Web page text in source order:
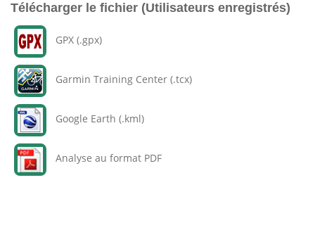
Télécharger le fichier (Utilisateurs enregistrés)
GPX (.gpx)
Garmin Training Center (.tcx)
Google Earth (.kml)
Analyse au format PDF